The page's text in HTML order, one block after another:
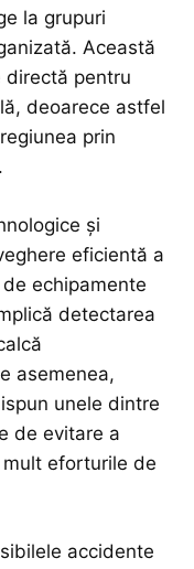
la grupuri
Această
directă pentru
deoarece astfel
prin
și
eficientă a
echipamente
detectarea
asemenea,
unele dintre
de evitare a
eforturile de
accidente